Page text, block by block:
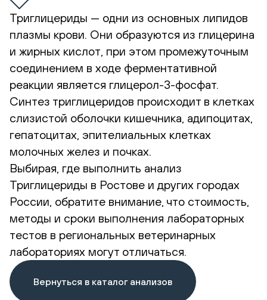
Триглицериды — одни из основных липидов
плазмы крови. Они образуются из глицерина
и жирных кислот, при этом промежуточным
соединением в ходе ферментативной
реакции является глицерол-3-фосфат.
Синтез триглицеридов происходит в клетках
слизистой оболочки кишечника, адипоцитах,
гепатоцитах, эпителиальных клетках
молочных желез и почках.
Выбирая, где выполнить анализ
Триглицериды в Ростове и других городах
России, обратите внимание, что стоимость,
методы и сроки выполнения лабораторных
тестов в региональных ветеринарных
лабораториях могут отличаться.
Вернуться в каталог анализов